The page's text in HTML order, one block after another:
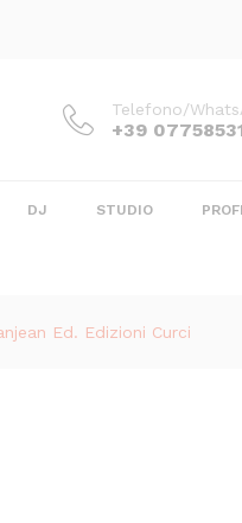
Telefono/
+39
DJ STUDIO
Ed. Edizioni Curci